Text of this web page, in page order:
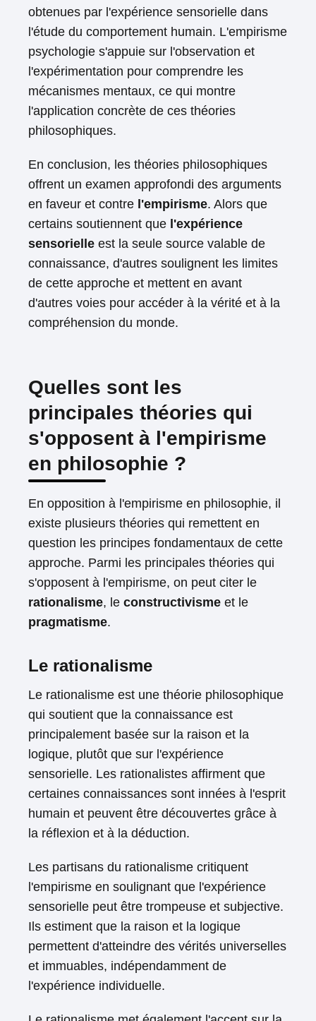
obtenues par l'expérience sensorielle dans
l'étude du comportement humain. L'empirisme
psychologie s'appuie sur l'observation et
l'expérimentation pour comprendre les
mécanismes mentaux, ce qui montre
l'application concrète de ces théories
philosophiques.
En conclusion, les théories philosophiques
offrent un examen approfondi des arguments
en faveur et contre l'empirisme. Alors que
certains soutiennent que l'expérience
sensorielle est la seule source valable de
connaissance, d'autres soulignent les limites
de cette approche et mettent en avant
d'autres voies pour accéder à la vérité et à la
compréhension du monde.
Quelles sont les
principales théories qui
s'opposent à l'empirisme
en philosophie ?
En opposition à l'empirisme en philosophie, il
existe plusieurs théories qui remettent en
question les principes fondamentaux de cette
approche. Parmi les principales théories qui
s'opposent à l'empirisme, on peut citer le
rationalisme, le constructivisme et le
pragmatisme.
Le rationalisme
Le rationalisme est une théorie philosophique
qui soutient que la connaissance est
principalement basée sur la raison et la
logique, plutôt que sur l'expérience
sensorielle. Les rationalistes affirment que
certaines connaissances sont innées à l'esprit
humain et peuvent être découvertes grâce à
la réflexion et à la déduction.
Les partisans du rationalisme critiquent
l'empirisme en soulignant que l'expérience
sensorielle peut être trompeuse et subjective.
Ils estiment que la raison et la logique
permettent d'atteindre des vérités universelles
et immuables, indépendamment de
l'expérience individuelle.